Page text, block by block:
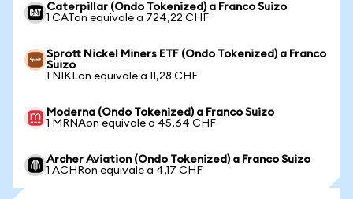
Caterpillar (Ondo Tokenized) a Franco Suizo
1 CATon equivale a 724,22 CHF
Sprott Nickel Miners ETF (Ondo Tokenized) a Franco
Suizo
1 NIKLon equivale a 11,28 CHF
Moderna (Ondo Tokenized) a Franco Suizo
1 MRNAon equivale a 45,64 CHF
Archer Aviation (Ondo Tokenized) a Franco Suizo
1 ACHRon equivale a 4,17 CHF